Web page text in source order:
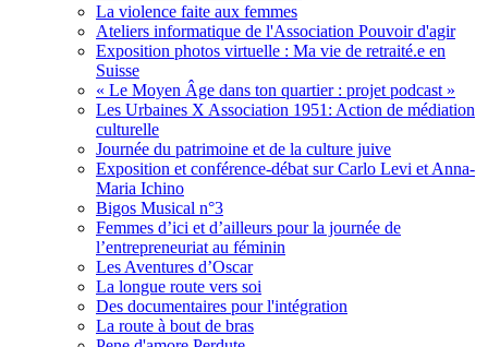
La violence faite aux femmes
Ateliers informatique de l'Association Pouvoir d'agir
Exposition photos virtuelle : Ma vie de retraité.e en
Suisse
« Le Moyen Âge dans ton quartier : projet podcast »
Les Urbaines X Association 1951: Action de médiation
culturelle
Journée du patrimoine et de la culture juive
Exposition et conférence-débat sur Carlo Levi et Anna-
Maria Ichino
Bigos Musical n°3
Femmes d’ici et d’ailleurs pour la journée de
l’entrepreneuriat au féminin
Les Aventures d’Oscar
La longue route vers soi
Des documentaires pour l'intégration
La route à bout de bras